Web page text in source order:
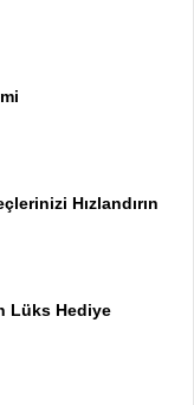
Hızlandırın
Lüks Hediye